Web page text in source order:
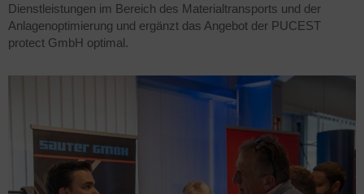
Dienstleistungen im Bereich des Materialtransports und der
Anlagenoptimierung und ergänzt das Angebot der PUCEST
protect GmbH optimal.